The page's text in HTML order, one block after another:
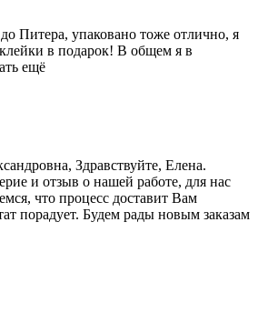
Питера, упаковано тоже отлично, я
в подарок! В общем я в
ещё
Здравствуйте, Елена.
и отзыв о нашей работе, для нас
что процесс доставит Вам
порадует. Будем рады новым заказам